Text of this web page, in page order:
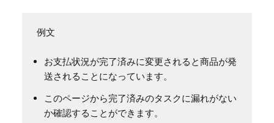
お支払状況が完了済みに変更されると商品が発
送されることになっています。
このページから完了済みのタスクに漏れがない
か確認することができます。